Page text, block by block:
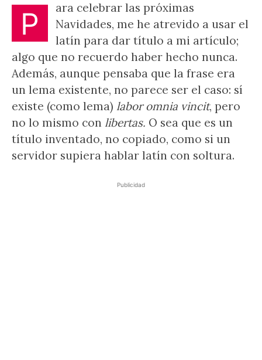
P
ara celebrar las próximas
Navidades, me he atrevido a usar el
latín para dar título a mi artículo;
algo que no recuerdo haber hecho nunca.
Además, aunque pensaba que la frase era
un lema existente, no parece ser el caso: sí
existe (como lema) labor omnia vincit, pero
no lo mismo con libertas. O sea que es un
título inventado, no copiado, como si un
servidor supiera hablar latín con soltura.
Publicidad